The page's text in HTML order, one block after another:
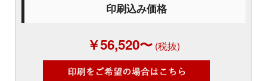
印刷込み価格
￥56,520〜 (税抜)